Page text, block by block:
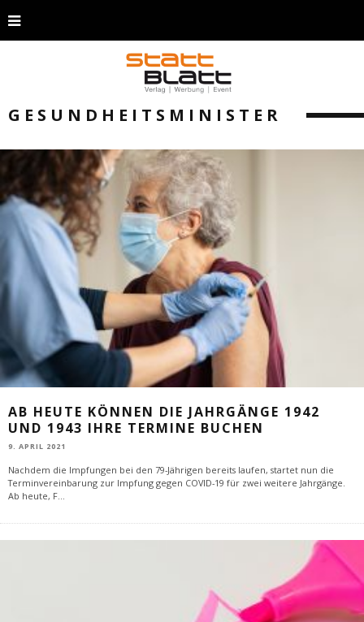
GESUNDHEITSMINISTER
AB HEUTE KÖNNEN DIE JAHRGÄNGE 1942
UND 1943 IHRE TERMINE BUCHEN
9. APRIL 2021
Nachdem die Impfungen bei den 79-Jährigen bereits laufen, startet nun die
Terminvereinbarung zur Impfung gegen COVID-19 für zwei weitere Jahrgänge.
Ab heute, F...